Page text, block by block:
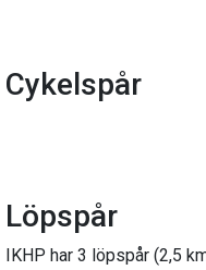
Cykelspår
Löpspår
IKHP har 3 löpspår (2,5